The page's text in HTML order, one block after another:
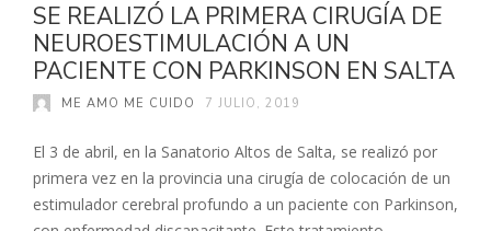
SE REALIZÓ LA PRIMERA CIRUGÍA DE
NEUROESTIMULACIÓN A UN
PACIENTE CON PARKINSON EN SALTA
ME AMO ME CUIDO 7 JULIO, 2019
El 3 de abril, en la Sanatorio Altos de Salta, se realizó por
primera vez en la provincia una cirugía de colocación de un
estimulador cerebral profundo a un paciente con Parkinson,